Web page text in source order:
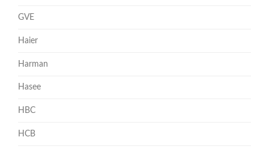
GVE
Haier
Harman
Hasee
HBC
HCB